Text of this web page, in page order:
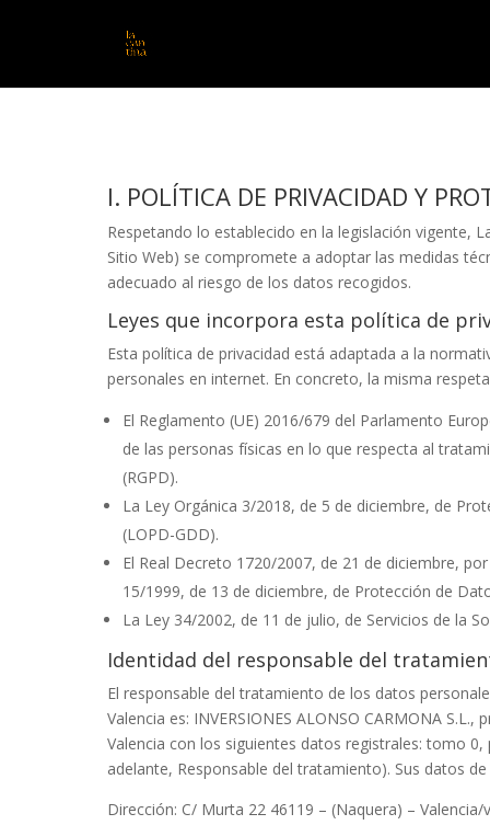
I. POLÍTICA DE PRIVACIDAD Y
Respetando lo establecido en la legislación vigente,
Sitio Web) se compromete a adoptar las medidas
adecuado al riesgo de los datos recogidos.
Leyes que incorpora esta política de
Esta política de privacidad está adaptada a la
personales en internet. En concreto, la misma
El Reglamento (UE) 2016/679 del Parlamento
de las personas físicas en lo que respecta al
(RGPD).
La Ley Orgánica 3/2018, de 5 de diciembre, de
(LOPD-GDD).
El Real Decreto 1720/2007, de 21 de diciembre,
15/1999, de 13 de diciembre, de Protección de
La Ley 34/2002, de 11 de julio, de Servicios de la
Identidad del responsable del
El responsable del tratamiento de los datos
Valencia es: INVERSIONES ALONSO CARMONA S.L.,
Valencia con los siguientes datos registrales: tomo 0,
adelante, Responsable del tratamiento). Sus datos
Dirección: C/ Murta 22 46119 – (Naquera) – Valencia/